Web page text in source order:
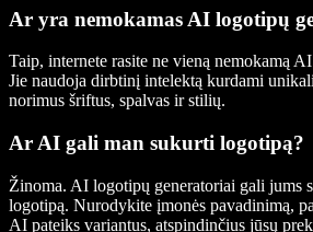
Ar yra nemokamas AI logotipų
Taip, internete rasite ne vieną nemokamą
Jie naudoja dirbtinį intelektą kurdami
norimus šriftus, spalvas ir stilių.
Ar AI gali man sukurti logotipą?
Žinoma. AI logotipų generatoriai gali jums
logotipą. Nurodykite įmonės pavadinimą,
AI pateiks variantus, atspindinčius jūsų